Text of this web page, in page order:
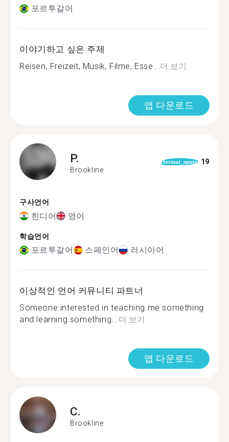
포르투갈어
이야기하고 싶은 주제
Reisen, Freizeit, Musik, Filme, Esse...더 보기
앱 다운로드
P.
Brookline
format_quote 19
구사언어
힌디어 영어
학습언어
포르투갈어 스페인어 러시아어
이상적인 언어 커뮤니티 파트너
Someone interested in teaching me something
and learning something...더 보기
앱 다운로드
C.
Brookline